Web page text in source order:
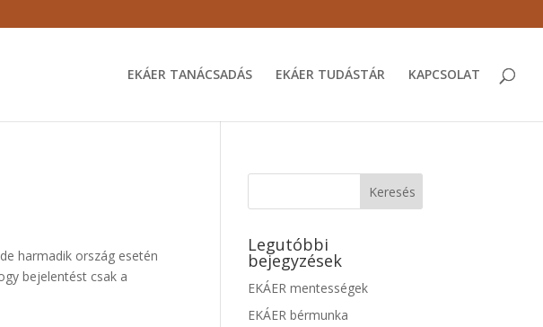
EKÁER TANÁCSADÁS EKÁER TUDÁSTÁR KAPCSOLAT
harmadik ország esetén
bejelentést csak a
Legutóbbi
bejegyzések
EKÁER mentességek
EKÁER bérmunka